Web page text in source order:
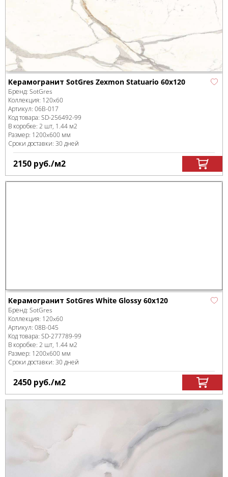
Керамогранит SotGres Zexmon Statuario 60x120
Бренд: SotGres
Коллекция: 120x60
Артикул: 06B-017
Код товара: SD-256492-99
В коробке: 2 шт, 1.44 м2
Размер: 1200x600 мм
Сроки доставки: 30 дней
2150 руб./м2
Керамогранит SotGres White Glossy 60x120
Бренд: SotGres
Коллекция: 120x60
Артикул: 08B-045
Код товара: SD-277789-99
В коробке: 2 шт, 1.44 м2
Размер: 1200x600 мм
Сроки доставки: 30 дней
2450 руб./м2